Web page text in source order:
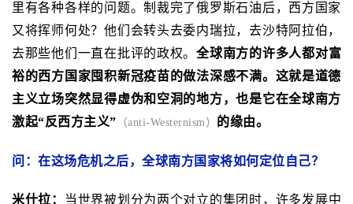
里有各种各样的问题。制裁完了俄罗斯石油后，西方国家
又将挥师何处？他们会转头去委内瑞拉，去沙特阿拉伯，
去那些他们一直在批评的政权。全球南方的许多人都对富
裕的西方国家囤积新冠疫苗的做法深感不满。这就是道德
主义立场突然显得虚伪和空洞的地方，也是它在全球南方
激起“反西方主义” （anti-Westernism） 的缘由。
问：在这场危机之后，全球南方国家将如何定位自己？
米什拉：
当世界被划分为两个对立的集团时，许多发展中